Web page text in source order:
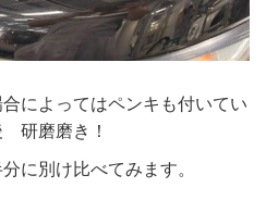
によってはペンキも付いてい
研磨磨き！
に別け比べてみます。